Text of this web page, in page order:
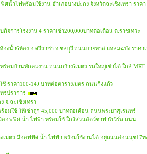
น้ำไฟพร้อมใช้งาน อำเภอบางปะกง จังหวัดฉะเชิงเทรา ราคา
การโรงงาน 4 ราคาเช่า200,000บาทต่อเดือน ต.ราชเทวะ
องน้ำ6ห้อง อ.ศรีราชา จ.ชลบุุรี ถนนบายพาส แหลมฉบัง ราคาเ
ร้อมบ้านพักคนงาน ถนนกว้าง6เมตร รถใหญ่เข้าได้ ใกล้ MRT
ราคา100-140 บาทต่อตารางเมตร ถนนกิ่งแก้ว
รปราการ
จ.ฉะเชิงเทรา
มใช้ ให้เช่าถูก 45,000 บาทต่อเดือน ถนนพระยาสุเรนทร์
มีออฟฟิศ น้ำ ไฟฟ้า พร้อมใช้ ใกล้สวนสัตว์ซาฟารีเวิร์ล ถนน
เมตร มีออฟฟิศ น้ำ ไฟฟ้า พร้อมใช้งานได้ อยู่ถนนอ่อนนุช17ท